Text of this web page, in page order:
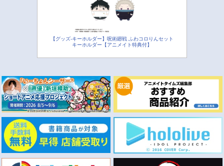
【グッズ-キーホルダー】呪術廻戦 ふわコロりんセット
キーホルダー【アニメイト特典付】